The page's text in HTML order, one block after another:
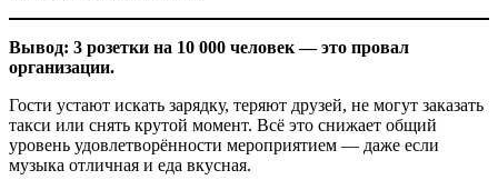
Вывод: 3 розетки на 10 000 человек — это провал
организации.
Гости устают искать зарядку, теряют друзей, не могут заказать
такси или снять крутой момент. Всё это снижает общий
уровень удовлетворённости мероприятием — даже если
музыка отличная и еда вкусная.